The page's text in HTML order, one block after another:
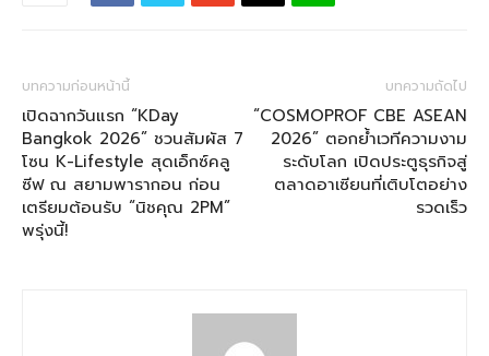
บทความก่อนหน้านี้
เปิดฉากวันแรก “KDay
Bangkok 2026” ชวนสัมผัส 7
โซน K-Lifestyle สุดเอ็กซ์คลู
ซีฟ ณ สยามพารากอน ก่อน
เตรียมต้อนรับ “นิชคุณ 2PM”
พรุ่งนี้!
บทความถัดไป
“COSMOPROF CBE ASEAN
2026” ตอกย้ำเวทีความงาม
ระดับโลก เปิดประตูธุรกิจสู่
ตลาดอาเซียนที่เติบโตอย่าง
รวดเร็ว